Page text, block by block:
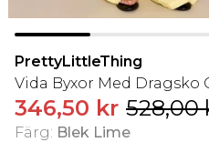
PrettyLittleThing
Vida Byxor Med Dragsko
346,50 kr 528,00
Färg: Blek Lime